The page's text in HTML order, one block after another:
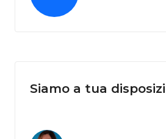
Siamo a tua